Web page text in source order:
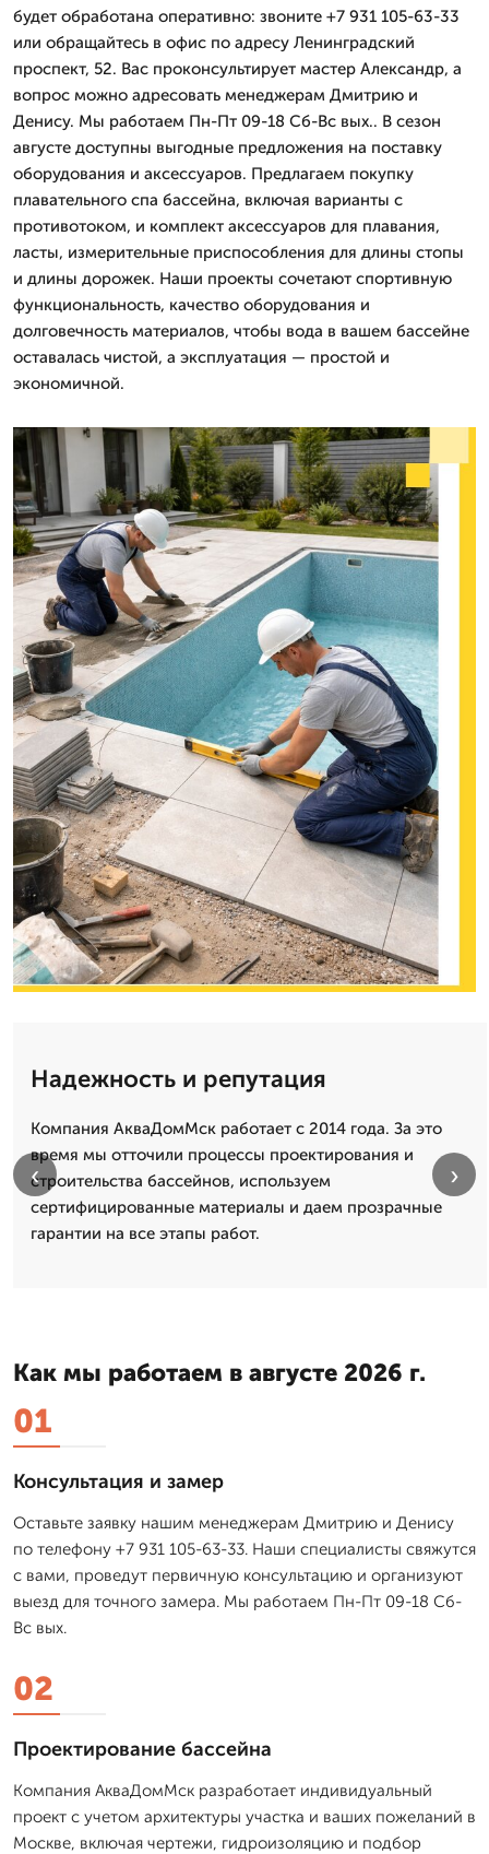
будет обработана оперативно: звоните +7 931 105-63-33
или обращайтесь в офис по адресу Ленинградский
проспект, 52. Вас проконсультирует мастер Александр, а
вопрос можно адресовать менеджерам Дмитрию и
Денису. Мы работаем Пн-Пт 09-18 Сб-Вс вых.. В сезон
августе доступны выгодные предложения на поставку
оборудования и аксессуаров. Предлагаем покупку
плавательного спа бассейна, включая варианты с
противотоком, и комплект аксессуаров для плавания,
ласты, измерительные приспособления для длины стопы
и длины дорожек. Наши проекты сочетают спортивную
функциональность, качество оборудования и
долговечность материалов, чтобы вода в вашем бассейне
оставалась чистой, а эксплуатация — простой и
экономичной.
Надежность и репутация
Компания АкваДомМск работает с 2014 года. За это
время мы отточили процессы проектирования и
строительства бассейнов, используем
сертифицированные материалы и даем прозрачные
гарантии на все этапы работ.
‹ ›
Как мы работаем в августе 2026 г.
01
Консультация и замер
Оставьте заявку нашим менеджерам Дмитрию и Денису
по телефону +7 931 105-63-33. Наши специалисты свяжутся
с вами, проведут первичную консультацию и организуют
выезд для точного замера. Мы работаем Пн-Пт 09-18 Сб-
Вс вых.
02
Проектирование бассейна
Компания АкваДомМск разработает индивидуальный
проект с учетом архитектуры участка и ваших пожеланий в
Москве, включая чертежи, гидроизоляцию и подбор